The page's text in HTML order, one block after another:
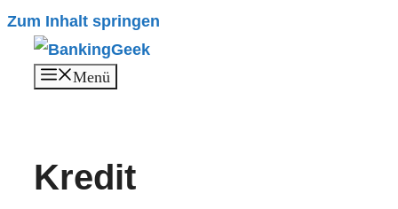
Zum Inhalt springen
Menü
Kredit